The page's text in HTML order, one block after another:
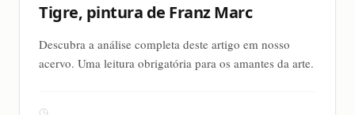
Tigre, pintura de Franz Marc
Descubra a análise completa deste artigo em nosso
acervo. Uma leitura obrigatória para os amantes da arte.